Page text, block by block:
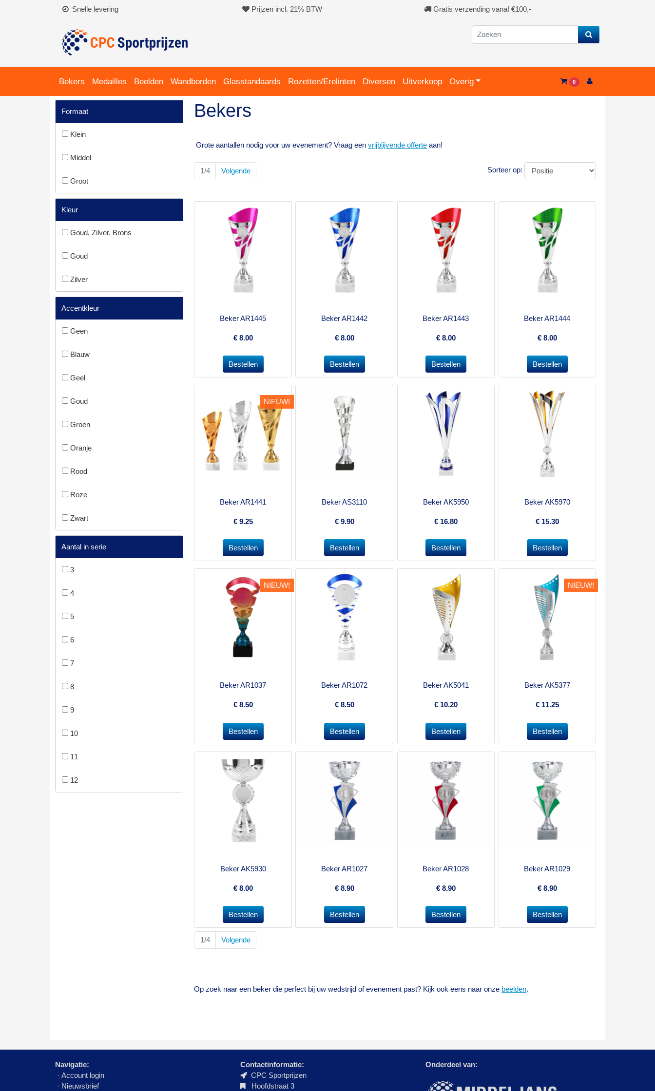
Snelle levering Prijzen incl. 21% BTW Gratis verzending vanaf €100,-
Bekers Medailles Beelden Wandborden Glasstandaards Rozetten/Erelinten Diversen Uitverkoop Overig 0
Formaat
Klein
Middel
Groot
Kleur
Goud, Zilver, Brons
Goud
Zilver
Accentkleur
Geen
Blauw
Geel
Goud
Groen
Oranje
Rood
Roze
Zwart
Aantal in serie
3
4
5
6
7
8
9
10
11
12
Bekers
Grote aantallen nodig voor uw evenement? Vraag eenvrijblijvende offerte aan!
Sorteer op:
1/4 Volgende
Beker AR1445
€ 8.00
Beker AR1442
€ 8.00
Beker AR1443
€ 8.00
Beker AR1444
€ 8.00
NIEUW!
Beker AR1441
€ 9.25
Beker AS3110
€ 9.90
Beker AK5950
€ 16.80
Beker AK5970
€ 15.30
NIEUW!
Beker AR1037
€ 8.50
Beker AR1072
€ 8.50
Beker AK5041
€ 10.20
NIEUW!
Beker AK5377
€ 11.25
Beker AK5930
€ 8.00
Beker AR1027
€ 8.90
Beker AR1028
€ 8.90
Beker AR1029
€ 8.90
1/4 Volgende
Op zoek naar een beker die perfect bij uw wedstrijd of evenement past? Kijk ook eens naar onze beelden.
Navigatie:
·Account login
· Nieuwsbrief
Contactinformatie:
CPC Sportprijzen
Hoofdstraat 3
Onderdeel van: